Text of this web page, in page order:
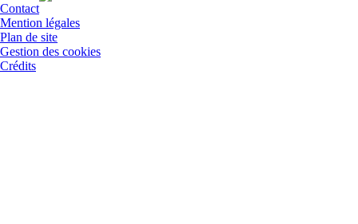
Contact
Mention légales
Plan de site
Gestion des cookies
Crédits